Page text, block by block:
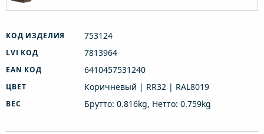
КОД ИЗДЕЛИЯ 753124
LVI КОД 7813964
EAN КОД 6410457531240
ЦВЕТ Коричневый | RR32 | RAL8019
ВЕС Брутто: 0.816kg, Нетто: 0.759kg